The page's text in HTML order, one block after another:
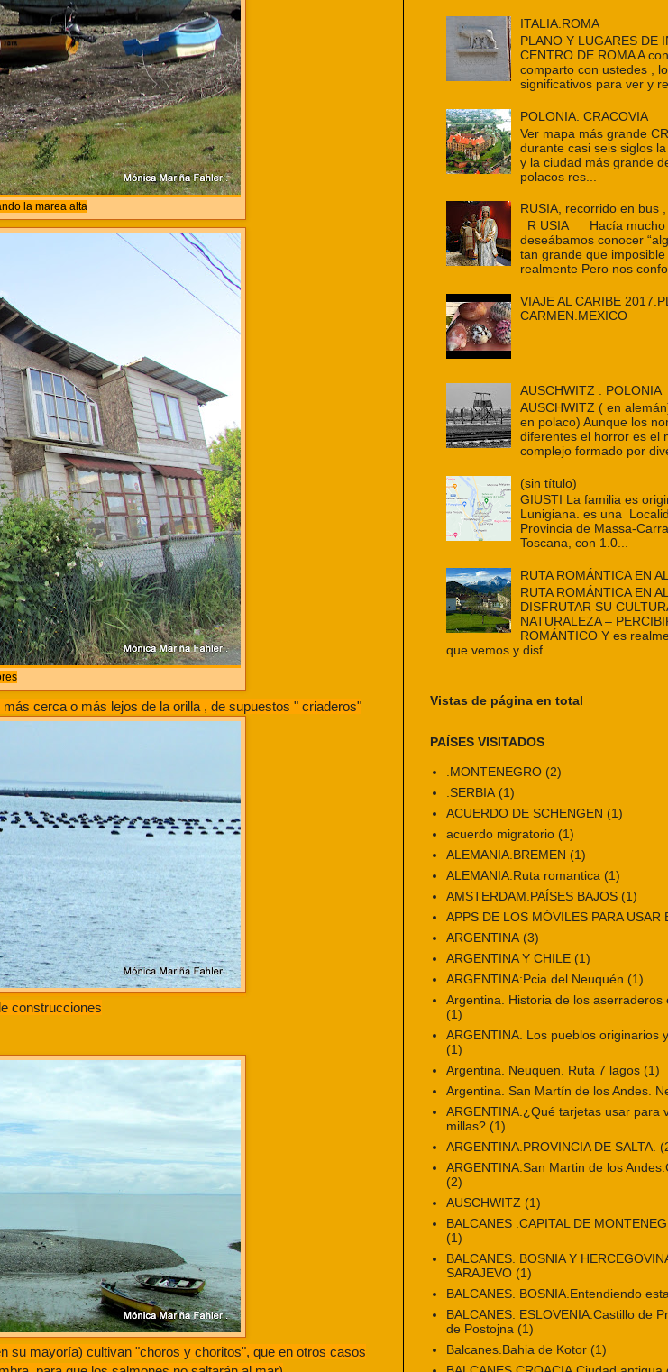
la marea alta
cerca o más lejos de la orilla , de supuestos " criaderos"
construcciones
su mayoría) cultivan "choros y choritos", que en otros casos
ITALIA.ROMA
PLANO Y LUGARES DE
CENTRO DE ROMA A
comparto con ustedes ,
significativos para ver y
POLONIA. CRACOVIA
Ver mapa más grande
durante casi seis siglos
y la ciudad más grande
polacos res...
RUSIA, recorrido en bus
R USIA Hacía mucho
deseábamos conocer
tan grande que
realmente Pero nos
VIAJE AL CARIBE
CARMEN.MEXICO
AUSCHWITZ . POLONIA
AUSCHWITZ ( en
en polaco) Aunque los
diferentes el horror es el
complejo formado por
(sin título)
GIUSTI La familia es
Lunigiana. es una
Provincia de Massa-
Toscana, con 1.0...
RUTA ROMÁNTICA EN
RUTA ROMÁNTICA EN
DISFRUTAR SU
NATURALEZA –
ROMÁNTICO Y es
que vemos y disf...
Vistas de página en total
PAÍSES VISITADOS
.MONTENEGRO (2)
.SERBIA (1)
ACUERDO DE SCHENGEN (1)
acuerdo migratorio (1)
ALEMANIA.BREMEN (1)
ALEMANIA.Ruta romantica (1)
AMSTERDAM.PAÍSES BAJOS (1)
APPS DE LOS MÓVILES PARA USAR
ARGENTINA (3)
ARGENTINA Y CHILE (1)
ARGENTINA:Pcia del Neuquén (1)
Argentina. Historia de los aserraderos
(1)
ARGENTINA. Los pueblos originarios
(1)
Argentina. Neuquen. Ruta 7 lagos (1)
Argentina. San Martín de los Andes.
ARGENTINA.¿Qué tarjetas usar para
millas? (1)
ARGENTINA.PROVINCIA DE SALTA.
ARGENTINA.San Martin de los
(2)
AUSCHWITZ (1)
BALCANES .CAPITAL DE
(1)
BALCANES. BOSNIA Y
SARAJEVO (1)
BALCANES. BOSNIA.Entendiendo
BALCANES. ESLOVENIA.Castillo de
de Postojna (1)
Balcanes.Bahia de Kotor (1)